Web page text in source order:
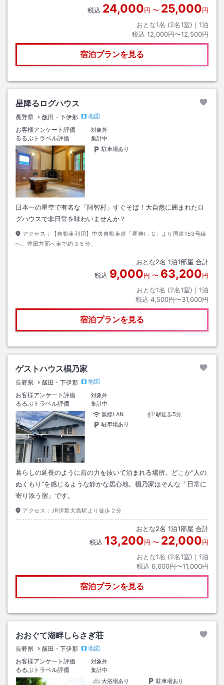
税込 24,000円 〜 25,000円
おとな1名 (2名1室)｜ 1泊
税込 12,000円〜12,500円
宿泊プランを見る
星降るログハウス
長野県 飯田・下伊那
地図
お客様アンケート評価
対象外
るるぶトラベル評価
集計中
駐車場あり
日本一の星空で有名な「阿智村」すぐそば！大自然に囲まれたロ
グハウスで非日常を味わいませんか？
アクセス：
【自動車利用】中央自動車道「昼神I．C」より国道153号線
へ。豊田方面へ車で約３５分。
おとな2名 1泊1部屋 合計
税込 9,000円 〜 63,200円
おとな1名 (2名1室)｜ 1泊
税込 4,500円〜31,600円
宿泊プランを見る
ゲストハウス椙乃家
長野県 飯田・下伊那
地図
お客様アンケート評価
対象外
るるぶトラベル評価
集計中
無線LAN
駅徒歩5分
駐車場あり
暮らしの延長のように肩の力を抜いて泊まれる場所。どこか“人の
ぬくもり”を感じるような静かな居心地。椙乃家はそんな「日常に
寄り添う宿」です。
アクセス： JR伊那大島駅より徒歩２分
おとな2名 1泊1部屋 合計
税込 13,200円 〜 22,000円
おとな1名 (2名1室)｜ 1泊
税込 6,600円〜11,000円
宿泊プランを見る
おおぐて湖畔しらさぎ荘
長野県 飯田・下伊那
地図
お客様アンケート評価
対象外
るるぶトラベル評価
集計中
大浴場あり
駐車場あり